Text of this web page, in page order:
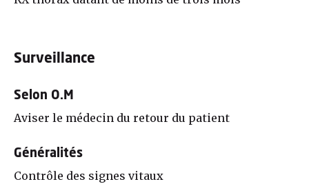
Surveillance
Selon O.M
Aviser le médecin du retour du patient
Généralités
Contrôle des signes vitaux